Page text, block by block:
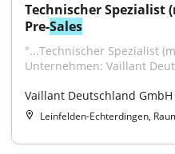
Technischer Spezialist
Pre-Sales
"...Technischer Spezialist
Unternehmen: Vaillant
Vaillant Deutschland GmbH
Leinfelden-Echterdingen,